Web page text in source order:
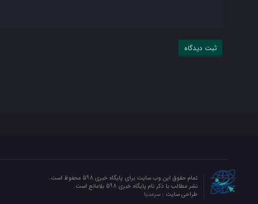
تمام حقوق این وب سایت برای پایگاه خبری 598 محفوظ است.
نشر مطالب با ذکر نام پایگاه خبری 598 بلامانع است.
طراحی سایت : سرمدیا